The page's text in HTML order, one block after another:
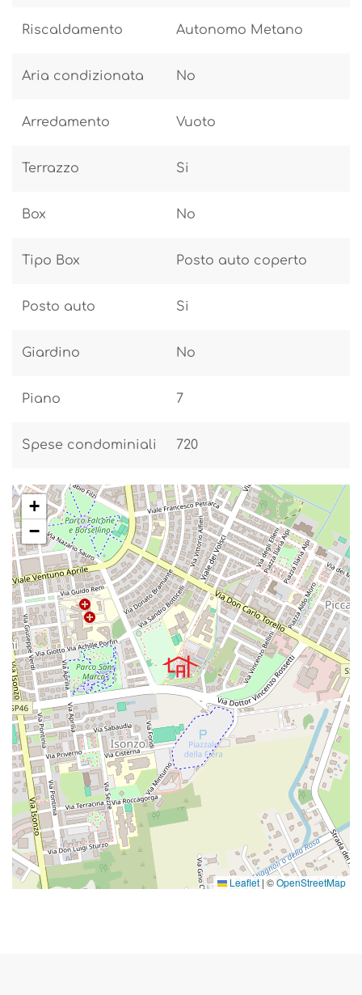
Riscaldamento Autonomo Metano
Aria condizionata No
Arredamento Vuoto
Terrazzo Si
Box No
Tipo Box Posto auto coperto
Posto auto Si
Giardino No
Piano 7
Spese condominiali 720
+
−
Leaflet | ©OpenStreetMap